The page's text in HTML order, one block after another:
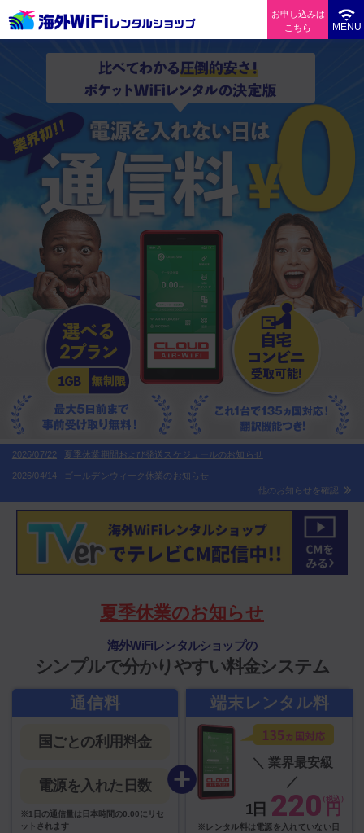
お申し込みは
こちら
MENU
2026/07/22 夏季休業期間および発送スケジュールのお知らせ
2026/04/14
ゴールデンウィーク休業のお知らせ
他のお知らせを確認
夏季休業のお知らせ
海外WiFiレンタルショップの
シンプルで分かりやすい料金システム
通信料
国ごとの利用料金
電源を入れた日数
※1日の通信量は日本時間の0:00にリセ
ットされます
端末レンタル料
＼ 業界最安級
／
1日 220（税込）
円
※レンタル料は電源を入れていない日